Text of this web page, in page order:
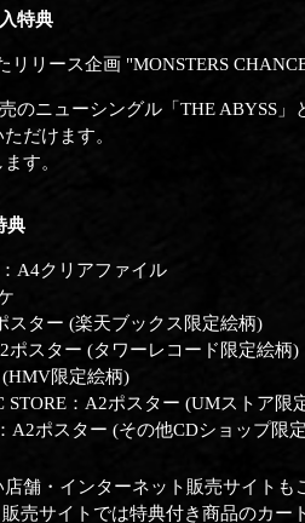
特典
リリース企画 "MONSTERS
のニューシングル「THE ABYSS
だけます。
す。
典
：A4クリアファイル
スター (楽天ブックス限定絵柄)
ポスター (タワーレコード限定絵柄)
限定絵柄)
STORE：A2ポスター (UMストア限
A2ポスター (その他CDショップ限
舗・インターネット販売サイトも
売サイトでは特典付き商品のカー